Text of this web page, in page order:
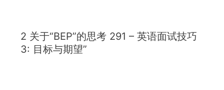
2 关于“BEP”的思考 291 – 英语面试技巧
3: 目标与期望”